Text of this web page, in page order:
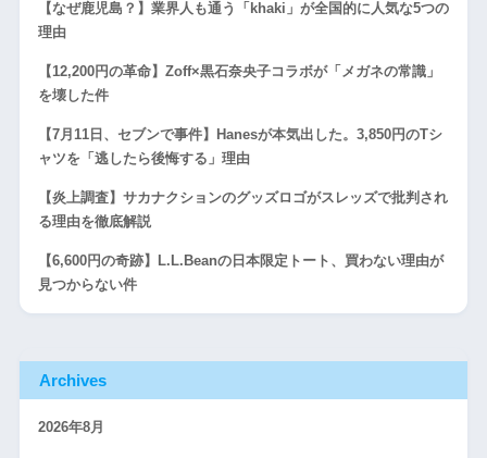
【なぜ鹿児島？】業界人も通う「khaki」が全国的に人気な5つの
理由
【12,200円の革命】Zoff×黒石奈央子コラボが「メガネの常識」
を壊した件
【7月11日、セブンで事件】Hanesが本気出した。3,850円のTシ
ャツを「逃したら後悔する」理由
【炎上調査】サカナクションのグッズロゴがスレッズで批判され
る理由を徹底解説
【6,600円の奇跡】L.L.Beanの日本限定トート、買わない理由が
見つからない件
Archives
2026年8月